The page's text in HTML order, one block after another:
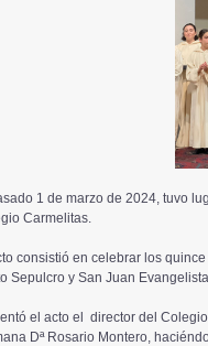
1 de marzo de 2024, tuvo
Carmelitas.
consistió en celebrar los
Sepulcro y San Juan Evangelista.
el acto el director del
Dª Rosario Montero,